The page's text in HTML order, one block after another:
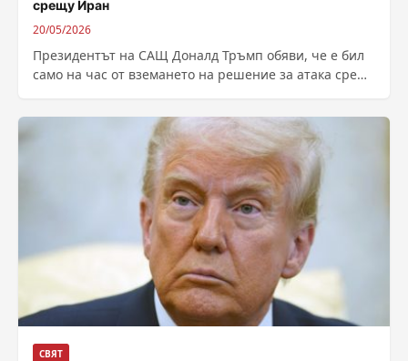
срещу Иран
20/05/2026
Президентът на САЩ Доналд Тръмп обяви, че е бил
само на час от вземането на решение за атака срещу
СВЯТ